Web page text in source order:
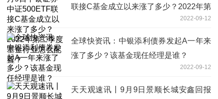
联接C基金成立以来涨了多少？2022年第
2022-09-12
全球快资讯：中银添利债券发起A一年来
涨了多少？该基金现任经理是谁？
2022-09-12
天天观速讯丨9月9日景顺长城安鑫回报